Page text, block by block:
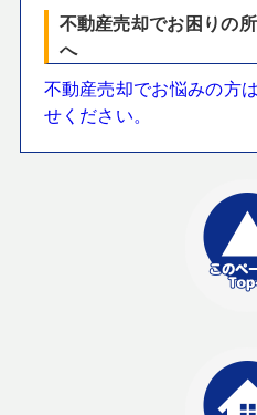
不動産売却でお困り
へ
不動産売却でお悩みの方
せください。